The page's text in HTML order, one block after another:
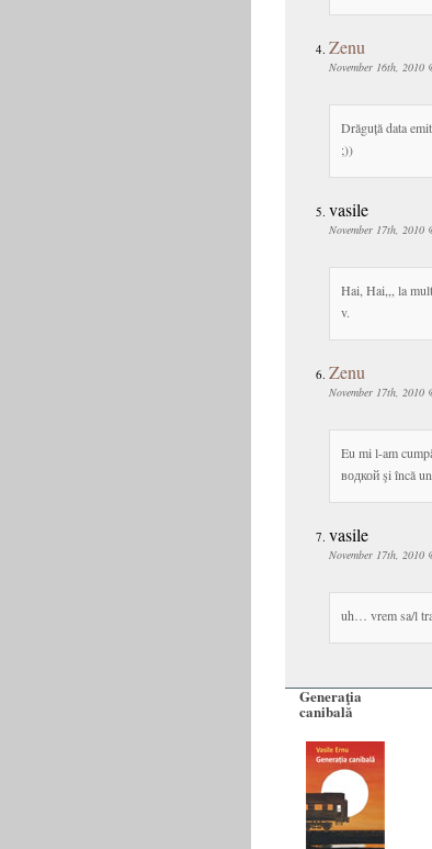
Zenu
November 16th, 2010
Drăguță data
;))
vasile
November 17th, 2010
Hai, Hai,,, la
v.
Zenu
November 17th, 2010
Eu mi l-am
водкой şi încă
vasile
November 17th, 2010
uh… vrem sa/l
Generaţia
canibală